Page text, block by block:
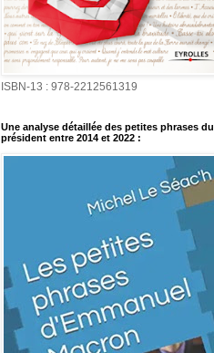
ISBN-13 : 978-2212561319
Une analyse détaillée des petites phrases du
président entre 2014 et 2022 :